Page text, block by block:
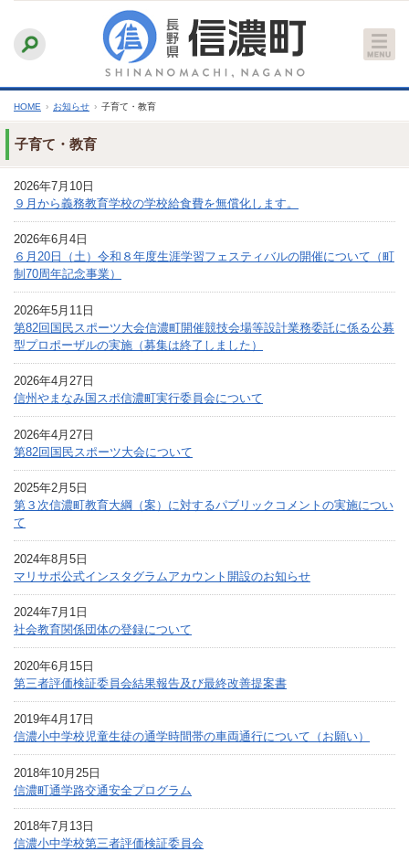
文
へ
ふりがなをつける
文字サイズ
縮小 標準 拡大
HOME › お知らせ › 子育て・教育
子育て・教育
2026年7月10日
９月から義務教育学校の学校給食費を無償化します。
2026年6月4日
６月20日（土）令和８年度生涯学習フェスティバルの開催について（町
制70周年記念事業）
2026年5月11日
第82回国民スポーツ大会信濃町開催競技会場等設計業務委託に係る公募
型プロポーザルの実施（募集は終了しました）
2026年4月27日
信州やまなみ国スポ信濃町実行委員会について
2026年4月27日
第82回国民スポーツ大会について
2025年2月5日
第３次信濃町教育大綱（案）に対するパブリックコメントの実施につい
て
2024年8月5日
マリサポ公式インスタグラムアカウント開設のお知らせ
2024年7月1日
社会教育関係団体の登録について
2020年6月15日
第三者評価検証委員会結果報告及び最終改善提案書
2019年4月17日
信濃小中学校児童生徒の通学時間帯の車両通行について（お願い）
2018年10月25日
信濃町通学路交通安全プログラム
2018年7月13日
信濃小中学校第三者評価検証委員会